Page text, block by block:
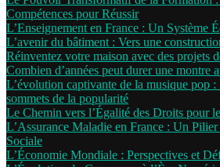
Compétences pour Réussir
L’Enseignement en France : Un Système
L’avenir du bâtiment : Vers une
Réinventez votre maison avec des projets
Combien d’années peut durer une montre
L’évolution captivante de la musique pop
sommets de la popularité
Le Chemin vers l’Égalité des Droits pour
L’Assurance Maladie en France : Un
Sociale
L’Économie Mondiale : Perspectives et